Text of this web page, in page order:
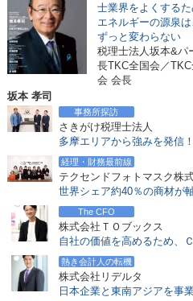
2017.04.24
会計士のM&A実務でも必須知識
2017.04.17
合格者9年ぶり増加 平成28年公
NPV、IRRとは？会計士が重視
2017.03.13
会計士のアドバイスが「内部
2017.02.20
公認会計士、税理士の一般企業経理部での
2017.02.06
地方創生との関係は？中小企業
2017.01.30
M&A&Dとは？ 会社再編手法
2017.01.05
インバウンド需要をつかむ 民
士業界をよくする
エネルギーの源泉は
ずっと変わらない
税理士法人坂本&パ
長TKC全国会／
会 会長
坂本 孝司
事務所探訪
さきがけ税理士法人
多摩エリアから強みを発信！税務の枠にとらわ
経理・財務最前線
テクセンドフォトマスク株
世界シェア約40％の商材が軸。プロジ
The CFO
株式会社ＴＯブックス
自社の価値を高めるため、ＣＦＯが
熱き会計人の転機
株式会社リデルタ
日本企業と東南アジアを事業承継Ｍ